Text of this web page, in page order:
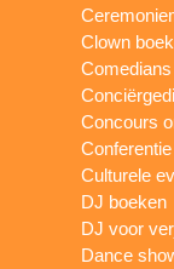
Clown
Concours
Culturele
DJ boeken
DJ voor
Dance